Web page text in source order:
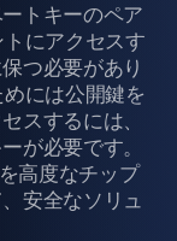
トキーのペア
にアクセスす
つ必要があり
には公開鍵を
スするには、
が必要です。
高度なチップ
安全なソリュ